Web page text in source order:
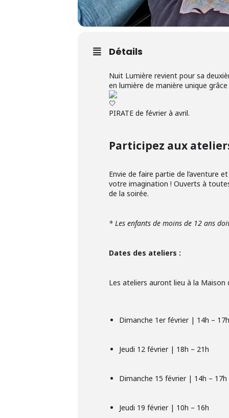
Détails
Nuit Lumière revient pour sa
en lumière de manière unique
PIRATE de février à avril.
Participez aux
Envie de faire partie de l’aventure
votre imagination ! Ouverts à
de la soirée.
* Les enfants de moins de 12 ans
Dates des ateliers :
Les ateliers auront lieu à la
Dimanche 1er février | 14h – 17h
Jeudi 12 février | 18h – 21h
Dimanche 15 février | 14h – 17h
Jeudi 19 février | 10h – 16h